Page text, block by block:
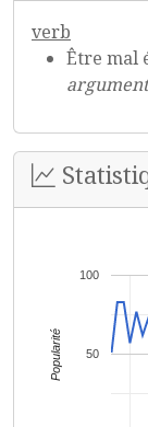
verb
Être mal
50
100
Popularité